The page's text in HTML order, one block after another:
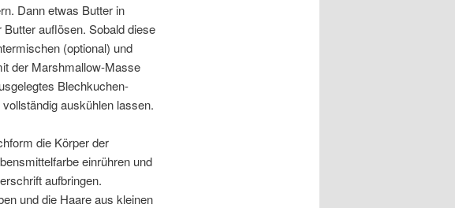
Dann etwas Butter in
auflösen. Sobald diese
(optional) und
der Marshmallow-Masse
Blechkuchen-
auskühlen lassen.
die Körper der
einrühren und
aufbringen.
und die Haare aus kleinen